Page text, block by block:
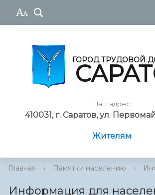
ГОРОД ТРУДОВОЙ
Наш адрес
410031, г. Саратов, ул.
Жителям
Главная › Памятки населению ›
Информация для